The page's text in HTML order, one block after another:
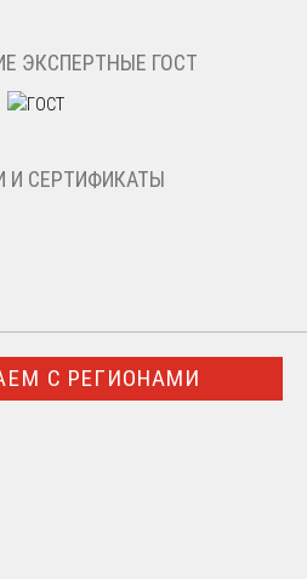
ЭКСПЕРТНЫЕ ГОСТ
И СЕРТИФИКАТЫ
С РЕГИОНАМИ